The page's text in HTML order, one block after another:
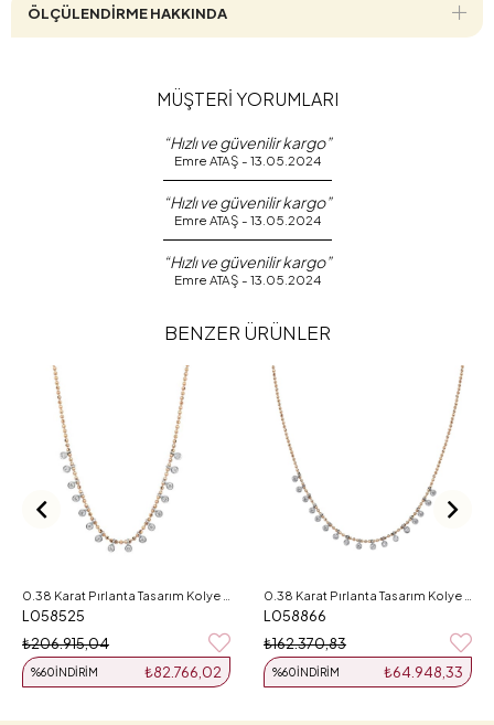
ÖLÇÜLENDİRME HAKKINDA
MÜŞTERİ YORUMLARI
“Hızlı ve güvenilir kargo”
Emre ATAŞ - 13.05.2024
“Hızlı ve güvenilir kargo”
Emre ATAŞ - 13.05.2024
“Hızlı ve güvenilir kargo”
Emre ATAŞ - 13.05.2024
BENZER ÜRÜNLER
L058525
₺82.766,02
%60İNDIRIM
₺206.915,04
L058866
₺64.948,33
%60İNDIRIM
₺162.370,83